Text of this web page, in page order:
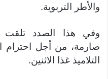
والأطر التربوية.
وفي هذا الصدد تلقت
صارمة، من أجل احترام
التلاميذ غذا الاثنين.